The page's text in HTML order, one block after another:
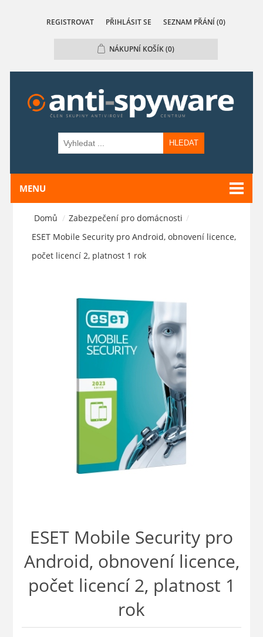
REGISTROVAT PŘIHLÁSIT SE SEZNAM PŘÁNÍ (0)
NÁKUPNÍ KOŠÍK(0)
HLEDAT
MENU
Domů / Zabezpečení pro domácnosti /
ESET Mobile Security pro Android, obnovení licence,
počet licencí 2, platnost 1 rok
ESET Mobile Security pro
Android, obnovení licence,
počet licencí 2, platnost 1
rok